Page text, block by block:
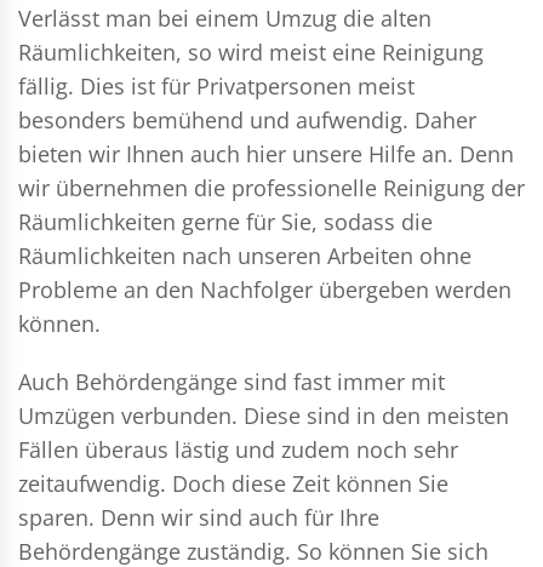
Verlässt man bei einem Umzug die alten
Räumlichkeiten, so wird meist eine Reinigung
fällig. Dies ist für Privatpersonen meist
besonders bemühend und aufwendig. Daher
bieten wir Ihnen auch hier unsere Hilfe an. Denn
wir übernehmen die professionelle Reinigung der
Räumlichkeiten gerne für Sie, sodass die
Räumlichkeiten nach unseren Arbeiten ohne
Probleme an den Nachfolger übergeben werden
können.
Auch Behördengänge sind fast immer mit
Umzügen verbunden. Diese sind in den meisten
Fällen überaus lästig und zudem noch sehr
zeitaufwendig. Doch diese Zeit können Sie
sparen. Denn wir sind auch für Ihre
Behördengänge zuständig. So können Sie sich